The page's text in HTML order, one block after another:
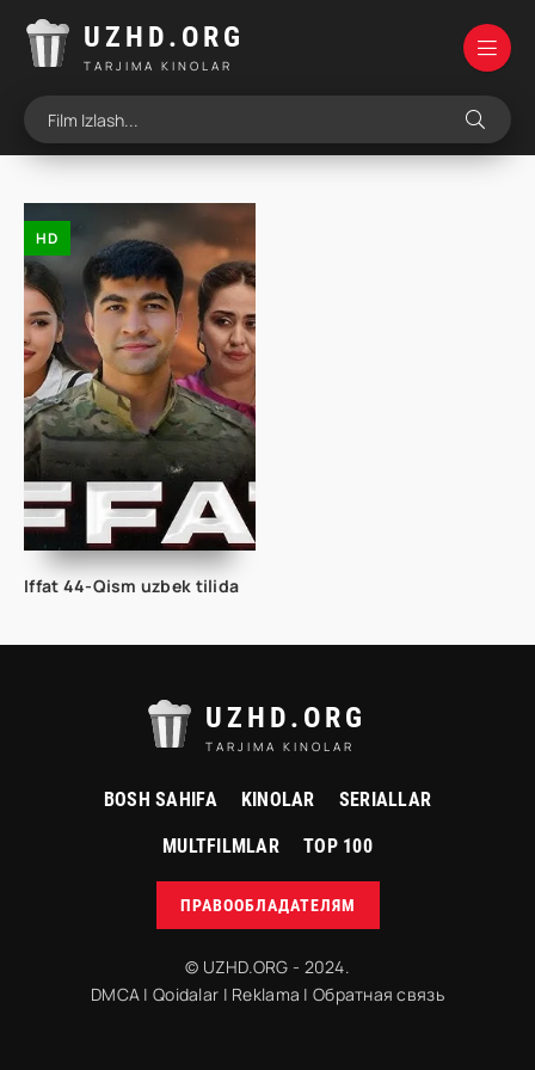
UZHD.ORG
TARJIMA KINOLAR
HD
Iffat 44-Qism uzbek tilida
UZHD.ORG
TARJIMA KINOLAR
BOSH SAHIFA KINOLAR SERIALLAR
MULTFILMLAR TOP 100
ПРАВООБЛАДАТЕЛЯМ
© UZHD.ORG - 2024.
DMCA |Qoidalar | Reklama | Обратная связь